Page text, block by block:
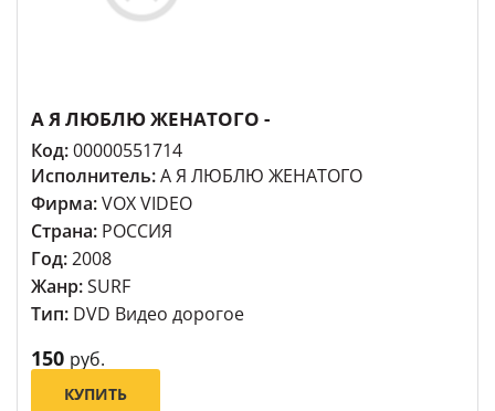
А Я ЛЮБЛЮ ЖЕНАТОГО -
Код:00000551714
Исполнитель:А Я ЛЮБЛЮ ЖЕНАТОГО
Фирма:VOX VIDEO
Страна: РОССИЯ
Год:2008
Жанр:SURF
Тип: DVD Видео дорогое
150 руб.
КУПИТЬ